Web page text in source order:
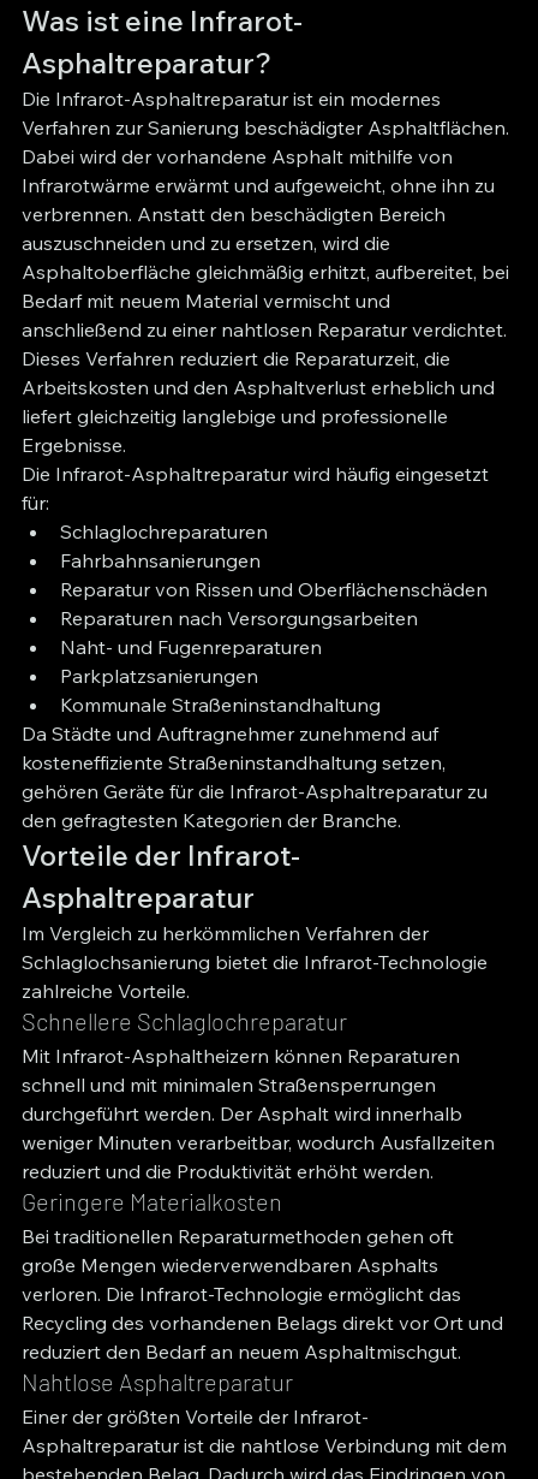
Was ist eine Infrarot-
Asphaltreparatur?
Die Infrarot-Asphaltreparatur ist ein modernes
Verfahren zur Sanierung beschädigter Asphaltflächen.
Dabei wird der vorhandene Asphalt mithilfe von
Infrarotwärme erwärmt und aufgeweicht, ohne ihn zu
verbrennen. Anstatt den beschädigten Bereich
auszuschneiden und zu ersetzen, wird die
Asphaltoberfläche gleichmäßig erhitzt, aufbereitet, bei
Bedarf mit neuem Material vermischt und
anschließend zu einer nahtlosen Reparatur verdichtet.
Dieses Verfahren reduziert die Reparaturzeit, die
Arbeitskosten und den Asphaltverlust erheblich und
liefert gleichzeitig langlebige und professionelle
Ergebnisse.
Die Infrarot-Asphaltreparatur wird häufig eingesetzt
für:
Schlaglochreparaturen
Fahrbahnsanierungen
Reparatur von Rissen und Oberflächenschäden
Reparaturen nach Versorgungsarbeiten
Naht- und Fugenreparaturen
Parkplatzsanierungen
Kommunale Straßeninstandhaltung
Da Städte und Auftragnehmer zunehmend auf
kosteneffiziente Straßeninstandhaltung setzen,
gehören Geräte für die Infrarot-Asphaltreparatur zu
den gefragtesten Kategorien der Branche.
Vorteile der Infrarot-
Asphaltreparatur
Im Vergleich zu herkömmlichen Verfahren der
Schlaglochsanierung bietet die Infrarot-Technologie
zahlreiche Vorteile.
Schnellere Schlaglochreparatur
Mit Infrarot-Asphaltheizern können Reparaturen
schnell und mit minimalen Straßensperrungen
durchgeführt werden. Der Asphalt wird innerhalb
weniger Minuten verarbeitbar, wodurch Ausfallzeiten
reduziert und die Produktivität erhöht werden.
Geringere Materialkosten
Bei traditionellen Reparaturmethoden gehen oft
große Mengen wiederverwendbaren Asphalts
verloren. Die Infrarot-Technologie ermöglicht das
Recycling des vorhandenen Belags direkt vor Ort und
reduziert den Bedarf an neuem Asphaltmischgut.
Nahtlose Asphaltreparatur
Einer der größten Vorteile der Infrarot-
Asphaltreparatur ist die nahtlose Verbindung mit dem